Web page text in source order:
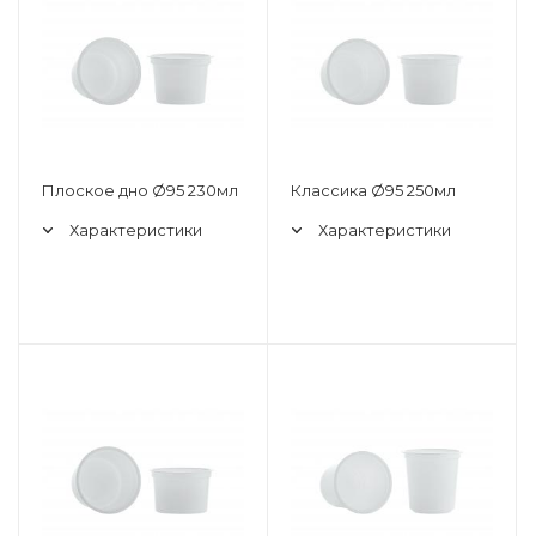
Плоское дно Ø95 230мл
Характеристики
Классика Ø95 250мл
Характеристики